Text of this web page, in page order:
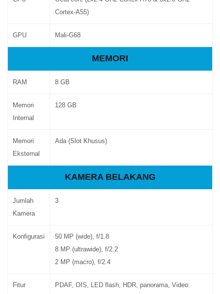
Cortex-A55)
GPU Mali-G68
MEMORI
RAM 8 GB
Memori
Internal
128 GB
Memori
Eksternal
Ada (Slot Khusus)
KAMERA BELAKANG
Jumlah
Kamera
3
Konfigurasi
50 MP (wide), f/1.8
8 MP (ultrawide), f/2.2
2 MP (macro), f/2.4
Fitur PDAF, OIS, LED flash, HDR, panorama, Video: